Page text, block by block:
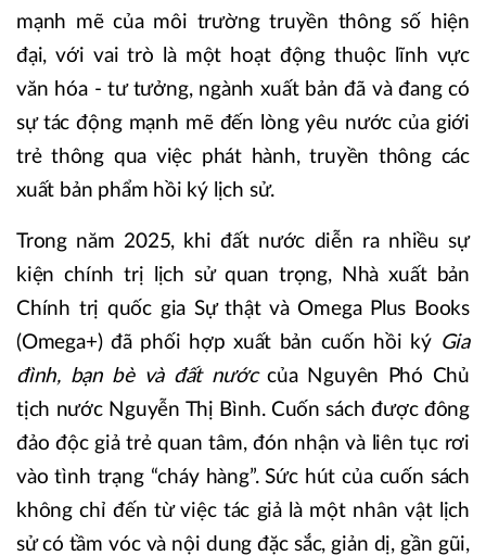
mạnh mẽ của môi trường truyền thông số hiện
đại, với vai trò là một hoạt động thuộc lĩnh vực
văn hóa - tư tưởng, ngành xuất bản đã và đang có
sự tác động mạnh mẽ đến lòng yêu nước của giới
trẻ thông qua việc phát hành, truyền thông các
xuất bản phẩm hồi ký lịch sử.
Trong năm 2025, khi đất nước diễn ra nhiều sự
kiện chính trị lịch sử quan trọng, Nhà xuất bản
Chính trị quốc gia Sự thật và Omega Plus Books
(Omega+) đã phối hợp xuất bản cuốn hồi ký Gia
đình, bạn bè và đất nướccủa Nguyên Phó Chủ
tịch nước Nguyễn Thị Bình. Cuốn sách được đông
đảo độc giả trẻ quan tâm, đón nhận và liên tục rơi
vào tình trạng “cháy hàng”. Sức hút của cuốn sách
không chỉ đến từ việc tác giả là một nhân vật lịch
sử có tầm vóc và nội dung đặc sắc, giản dị, gần gũi,